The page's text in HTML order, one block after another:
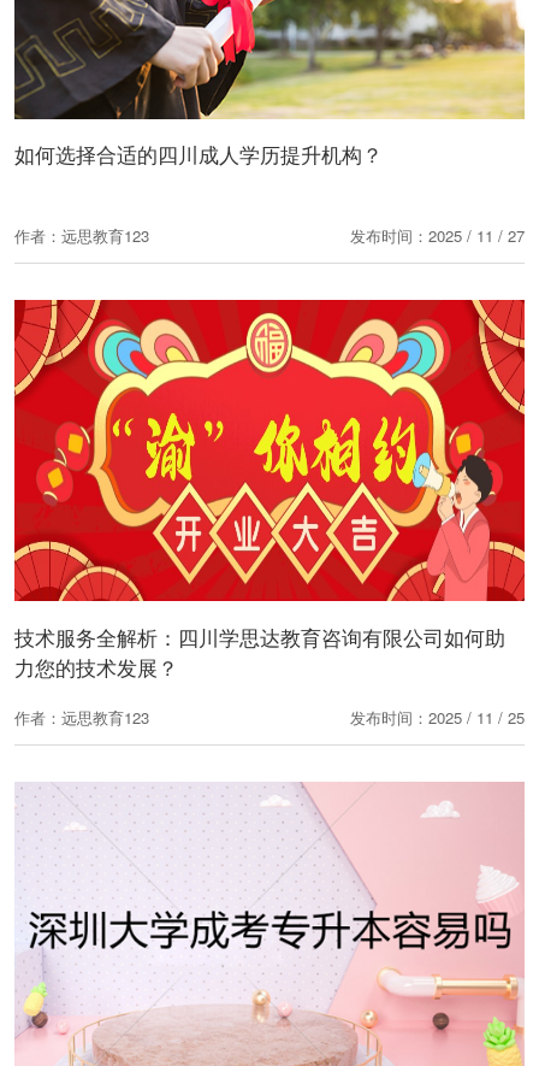
如何选择合适的四川成人学历提升机构？
作者：远思教育123 发布时间：2025 / 11 / 27
技术服务全解析：四川学思达教育咨询有限公司如何助
力您的技术发展？
作者：远思教育123 发布时间：2025 / 11 / 25